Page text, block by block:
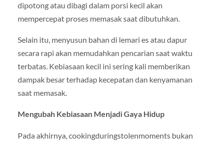
dipotong atau dibagi dalam porsi kecil akan
mempercepat proses memasak saat dibutuhkan.
Selain itu, menyusun bahan di lemari es atau dapur
secara rapi akan memudahkan pencarian saat waktu
terbatas. Kebiasaan kecil ini sering kali memberikan
dampak besar terhadap kecepatan dan kenyamanan
saat memasak.
Mengubah Kebiasaan Menjadi Gaya Hidup
Pada akhirnya, cookingduringstolenmoments bukan